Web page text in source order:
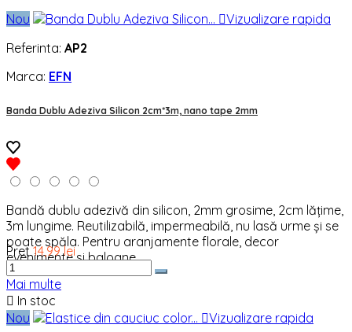
Nou
Vizualizare rapida
Referinta: AP2
Marca: EFN
Banda Dublu Adeziva Silicon 2cm*3m, nano tape 2mm
Bandă dublu adezivă din silicon, 2mm grosime, 2cm lățime,
3m lungime. Reutilizabilă, impermeabilă, nu lasă urme și se
poate spăla. Pentru aranjamente florale, decor
evenimente si baloane.
Pret 14,99 lei
Mai multe
 In stoc
Nou
Vizualizare rapida